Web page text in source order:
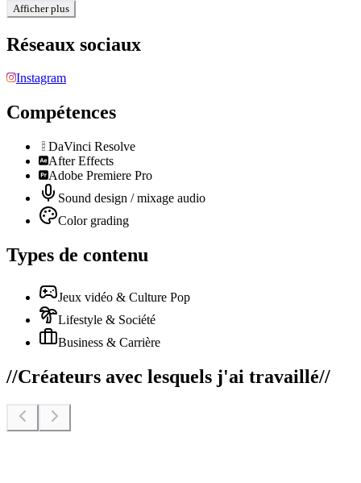
Afficher plus
Réseaux sociaux
Instagram
Compétences
DaVinci Resolve
After Effects
Adobe Premiere Pro
Sound design / mixage audio
Color grading
Types de contenu
Jeux vidéo & Culture Pop
Lifestyle & Société
Business & Carrière
//Créateurs avec lesquels j'ai travaillé//